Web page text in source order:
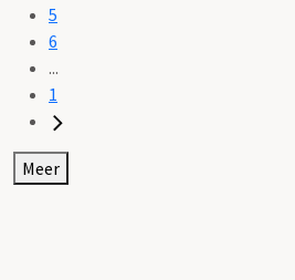
5
6
...
1
Meer